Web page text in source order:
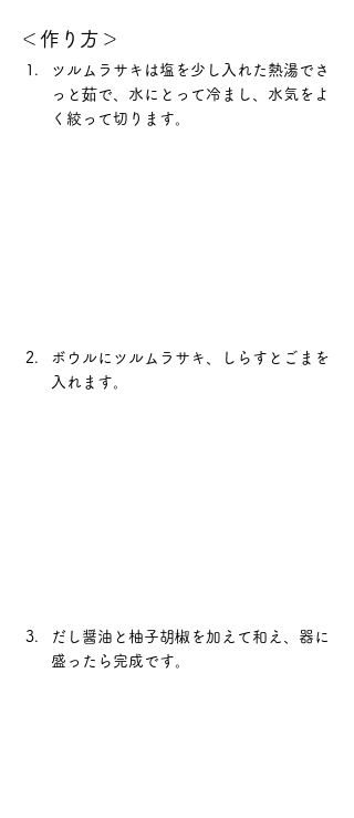
＜作り方＞
ツルムラサキは塩を少し入れた熱湯でさ
っと茹で、水にとって冷まし、水気をよ
く絞って切ります。
ボウルにツルムラサキ、しらすとごまを
入れます。
だし醤油と柚子胡椒を加えて和え、器に
盛ったら完成です。